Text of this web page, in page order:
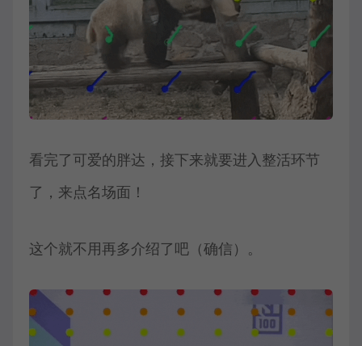
看完了可爱的胖达，接下来就要进入整活环节
了，来点名场面！
这个就不用再多介绍了吧（确信）。